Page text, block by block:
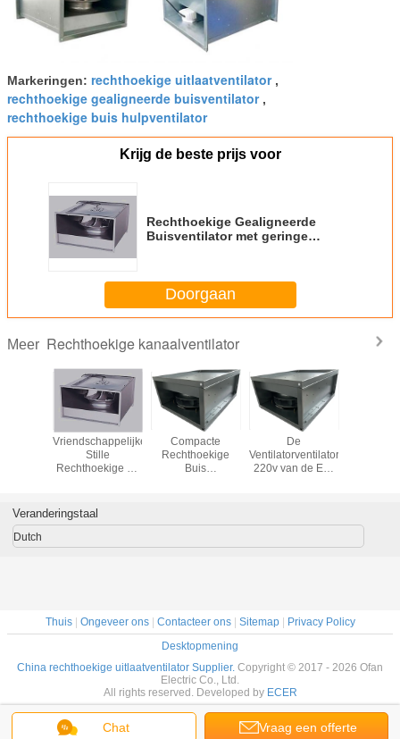
Markeringen: rechthoekige uitlaatventilator,
rechthoekige gealigneerde buisventilator,
rechthoekige buis hulpventilator
Krijg de beste prijs voor
Rechthoekige Gealigneerde
Buisventilator met geringe
Doorgaan
Meer Rechthoekige kanaalventilator
de
Vriendschappelijke
Stille
Rechthoekige de
het Ziekenhuis,
Hotel,
Compacte
Rechthoekige
Buis
335m3/H
De
Ventilatorventilator
220v van de Eco
Luchtdruk
Chat Vraag een offerte
Veranderingstaal
Dutch
Thuis| Ongeveer ons| Contacteer ons| Sitemap| Privacy Policy
Desktopmening
China rechthoekige uitlaatventilator Supplier. Copyright © 2017 - 2026 Ofan
Electric Co., Ltd.
All rights reserved. Developed by ECER